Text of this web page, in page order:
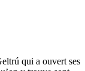
qui a ouvert ses